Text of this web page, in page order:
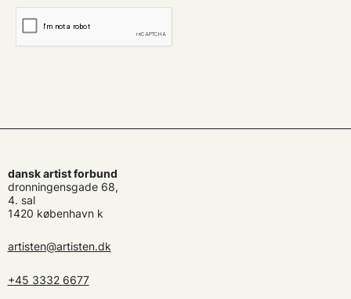
dansk artist forbund
dronningensgade 68,
4. sal
1420 københavn k
artisten@artisten.dk
+45 3332 6677